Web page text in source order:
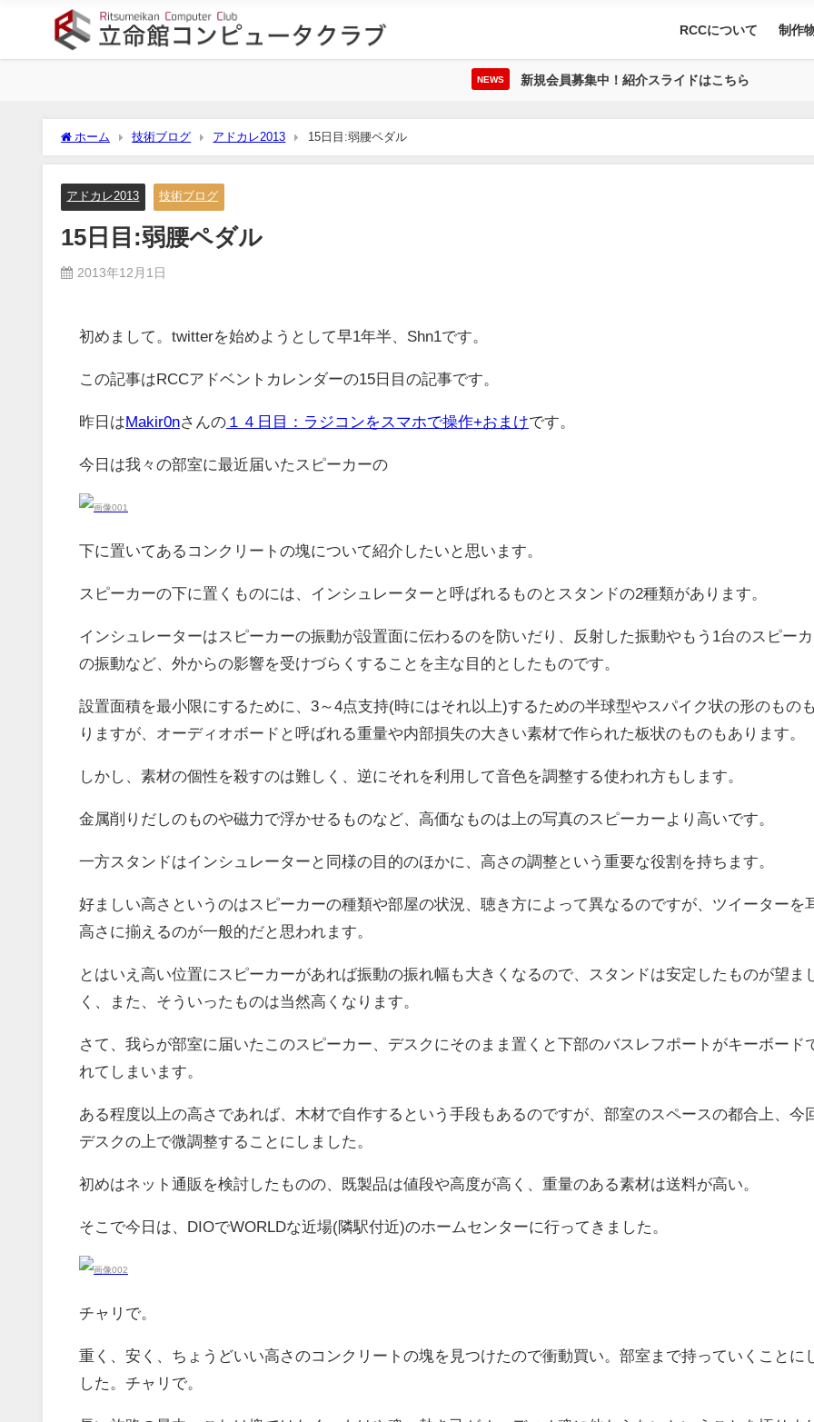
RCCについて 制作
NEWS 新規会員募集中！紹介スライドはこちら
ホーム 技術ブログ アドカレ2013 15日目:弱腰ペダル
アドカレ2013 技術ブログ
15日目:弱腰ペダル
2013年12月1日
初めまして。twitterを始めようとして早1年半、Shn1です。
この記事はRCCアドベントカレンダーの15日目の記事です。
昨日はMakir0nさんの １４日目：ラジコンをスマホで操作+おまけです。
今日は我々の部室に最近届いたスピーカーの
下に置いてあるコンクリートの塊について紹介したいと思います。
スピーカーの下に置くものには、インシュレーターと呼ばれるものとスタンドの2種類があります。
インシュレーターはスピーカーの振動が設置面に伝わるのを防いだり、反射した振動やもう1台のスピー
の振動など、外からの影響を受けづらくすることを主な目的としたものです。
設置面積を最小限にするために、3～4点支持(時にはそれ以上)するための半球型やスパイク状の形のもの
りますが、オーディオボードと呼ばれる重量や内部損失の大きい素材で作られた板状のものもあります。
しかし、素材の個性を殺すのは難しく、逆にそれを利用して音色を調整する使われ方もします。
金属削りだしのものや磁力で浮かせるものなど、高価なものは上の写真のスピーカーより高いです。
一方スタンドはインシュレーターと同様の目的のほかに、高さの調整という重要な役割を持ちます。
好ましい高さというのはスピーカーの種類や部屋の状況、聴き方によって異なるのですが、ツイーターを
高さに揃えるのが一般的だと思われます。
とはいえ高い位置にスピーカーがあれば振動の振れ幅も大きくなるので、スタンドは安定したものが望ま
く、また、そういったものは当然高くなります。
さて、我らが部室に届いたこのスピーカー、デスクにそのまま置くと下部のバスレフポートがキーボード
れてしまいます。
ある程度以上の高さであれば、木材で自作するという手段もあるのですが、部室のスペースの都合上、今
デスクの上で微調整することにしました。
初めはネット通販を検討したものの、既製品は値段や高度が高く、重量のある素材は送料が高い。
そこで今日は、DIOでWORLDな近場(隣駅付近)のホームセンターに行ってきました。
チャリで。
重く、安く、ちょうどいい高さのコンクリートの塊を見つけたので衝動買い。部室まで持っていくことに
した。チャリで。